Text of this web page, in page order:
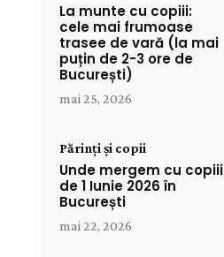
La munte cu copiii:
cele mai frumoase
trasee de vară (la mai
puțin de 2-3 ore de
București)
mai 25, 2026
Părinți și copii
Unde mergem cu copiii
de 1 Iunie 2026 în
București
mai 22, 2026